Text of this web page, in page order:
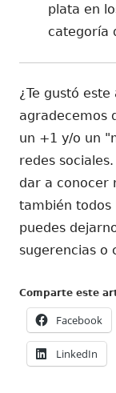
plata en
categoría
¿Te gustó este
agradecemos
un +1 y/o un
redes
dar a conocer
también todos
puedes
sugerencias o
Comparte este
Facebook
en
LinkedIn
en